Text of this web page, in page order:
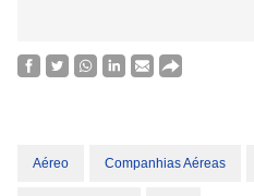
Aéreo Companhias Aéreas